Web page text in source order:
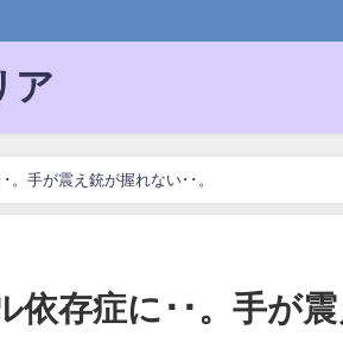
ア
。手が震え銃が握れない･･。
依存症に･･。手が